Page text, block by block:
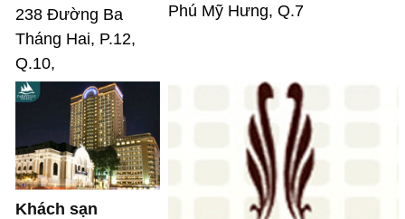
238 Đường Ba
Tháng Hai, P.12,
Q.10,
Phú Mỹ Hưng, Q.7
Khách sạn